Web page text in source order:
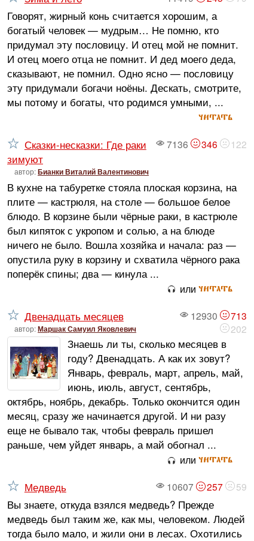
Говорят, жирный конь считается хорошим, а
богатый человек — мудрым… Не помню, кто
придумал эту пословицу. И отец мой не помнит.
И отец моего отца не помнит. И дед моего деда,
сказывают, не помнил. Одно ясно — пословицу
эту придумали богачи ноёны. Дескать, смотрите,
мы потому и богаты, что родимся умными, ...
читать
7136 346 122
Сказки-несказки: Где раки
зимуют
автор:Бианки Виталий Валентинович
В кухне на табуретке стояла плоская корзина, на
плите — кастрюля, на столе — большое белое
блюдо. В корзине были чёрные раки, в кастрюле
был кипяток с укропом и солью, а на блюде
ничего не было. Вошла хозяйка и начала: раз —
опустила руку в корзину и схватила чёрного рака
поперёк спины; два — кинула ...
или читать
12930
713
202
Двенадцать месяцев
автор:Маршак Самуил Яковлевич
Знаешь ли ты, сколько месяцев в
году? Двенадцать. А как их зовут?
Январь, февраль, март, апрель, май,
июнь, июль, август, сентябрь,
октябрь, ноябрь, декабрь. Только окончится один
месяц, сразу же начинается другой. И ни разу
еще не бывало так, чтобы февраль пришел
раньше, чем уйдет январь, а май обогнал ...
или читать
10607 257 59
Медведь
Вы знаете, откуда взялся медведь? Прежде
медведь был таким же, как мы, человеком. Людей
тогда было мало, и жили они в лесах. Охотились